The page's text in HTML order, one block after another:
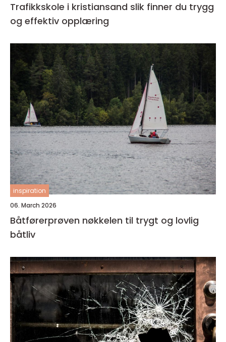
Trafikkskole i kristiansand slik finner du trygg
og effektiv opplæring
inspiration
06. March 2026
Båtførerprøven nøkkelen til trygt og lovlig
båtliv